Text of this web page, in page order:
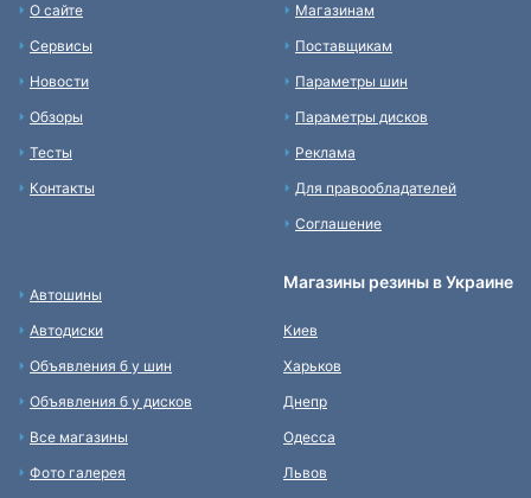
О сайте
Сервисы
Новости
Обзоры
Тесты
Контакты
Магазинам
Поставщикам
Параметры шин
Параметры дисков
Реклама
Для правообладателей
Соглашение
Автошины
Автодиски
Объявления б у шин
Объявления б у дисков
Все магазины
Фото галерея
Магазины резины в Украине
Киев
Харьков
Днепр
Одесса
Львов